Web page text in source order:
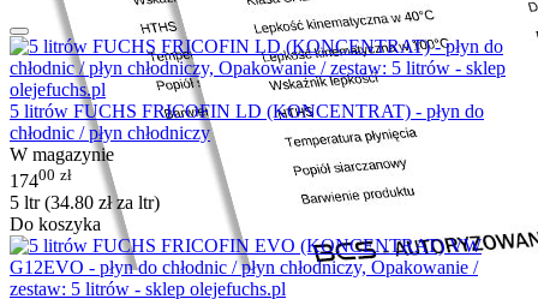
5 litrów FUCHS FRICOFIN LD (KONCENTRAT) - płyn do
chłodnic / płyn chłodniczy
W magazynie
17400 zł
5 ltr (34.80 złza ltr)
Do koszyka